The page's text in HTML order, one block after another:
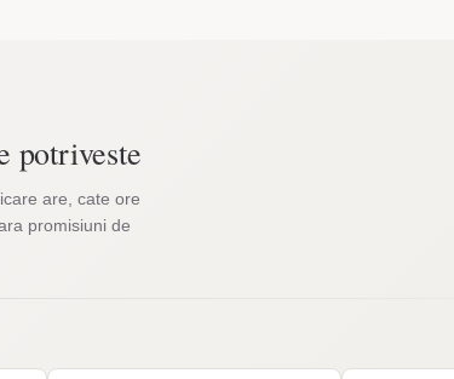
potriveste
are, cate ore
promisiuni de